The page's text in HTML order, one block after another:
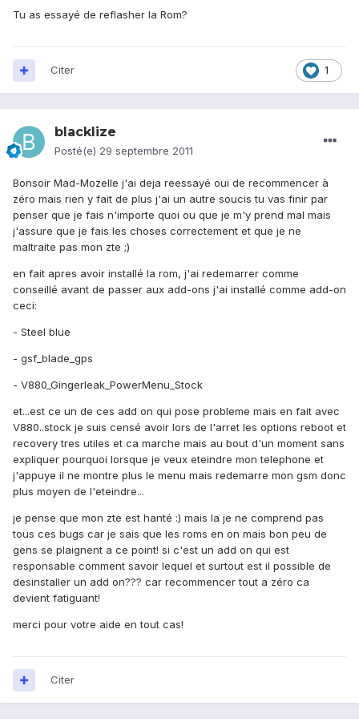
Tu as essayé de reflasher la Rom?
1
Citer
blacklize
Posté(e) 29 septembre 2011
Bonsoir Mad-Mozelle j'ai deja reessayé oui de recommencer à
zéro mais rien y fait de plus j'ai un autre soucis tu vas finir par
penser que je fais n'importe quoi ou que je m'y prend mal mais
j'assure que je fais les choses correctement et que je ne
maltraite pas mon zte ;)
en fait apres avoir installé la rom, j'ai redemarrer comme
conseillé avant de passer aux add-ons j'ai installé comme add-on
ceci:
- Steel blue
- gsf_blade_gps
- V880_Gingerleak_PowerMenu_Stock
et...est ce un de ces add on qui pose probleme mais en fait avec
V880..stock je suis censé avoir lors de l'arret les options reboot et
recovery tres utiles et ca marche mais au bout d'un moment sans
expliquer pourquoi lorsque je veux eteindre mon telephone et
j'appuye il ne montre plus le menu mais redemarre mon gsm donc
plus moyen de l'eteindre...
je pense que mon zte est hanté :) mais la je ne comprend pas
tous ces bugs car je sais que les roms en on mais bon peu de
gens se plaignent a ce point! si c'est un add on qui est
responsable comment savoir lequel et surtout est il possible de
desinstaller un add on??? car recommencer tout a zéro ca
devient fatiguant!
merci pour votre aide en tout cas!
Citer